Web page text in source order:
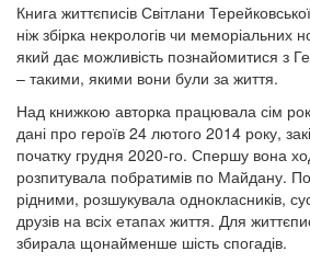
Книга життєписів Світлани
ніж збірка некрологів чи меморіальних
який дає можливість познайомитися з
– такими, якими вони були за життя.
Над книжкою авторка працювала сім
дані про героїв 24 лютого 2014 року,
початку грудня 2020-го. Спершу вона
розпитувала побратимів по Майдану.
рідними, розшукувала однокласників,
друзів на всіх етапах життя. Для
збирала щонайменше шість спогадів.